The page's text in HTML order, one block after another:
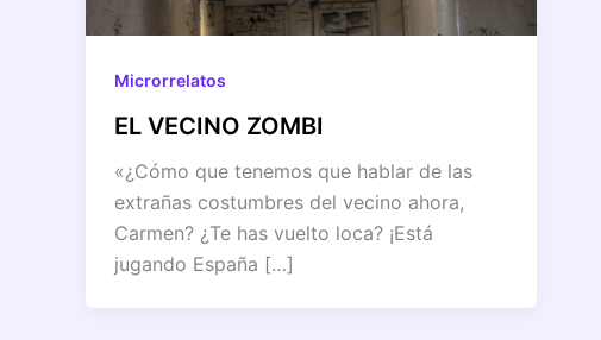
Microrrelatos
EL VECINO ZOMBI
«¿Cómo que tenemos que hablar de las
extrañas costumbres del vecino ahora,
Carmen? ¿Te has vuelto loca? ¡Está
jugando España […]